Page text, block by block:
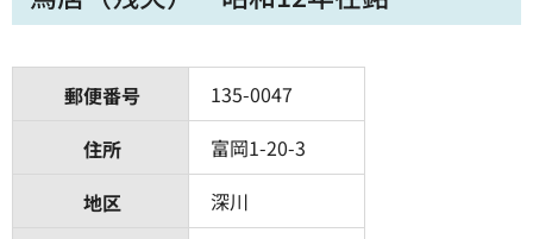
郵便番号
135-0047
住所
富岡1-20-3
地区
深川